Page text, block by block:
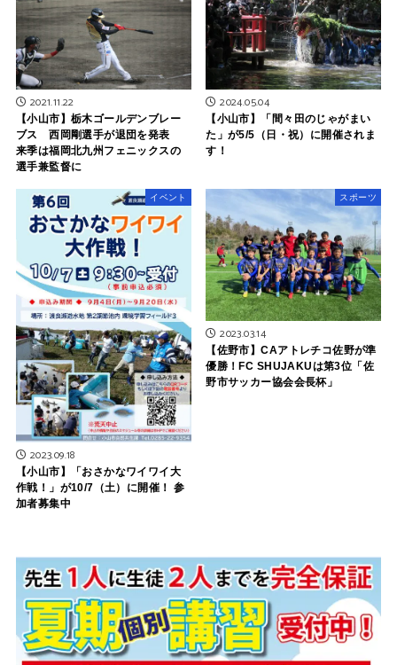
2021.11.22
【小山市】栃木ゴールデンブレー
ブス 西岡剛選手が退団を発表
来季は福岡北九州フェニックスの
選手兼監督に
2024.05.04
【小山市】「間々田のじゃがまい
た」が5/5（日・祝）に開催されま
す！
イベント
2023.09.18
【小山市】「おさかなワイワイ大
作戦！」が10/7（土）に開催！ 参
加者募集中
スポーツ
2023.03.14
【佐野市】CAアトレチコ佐野が準
優勝！FC SHUJAKUは第3位「佐
野市サッカー協会会長杯」